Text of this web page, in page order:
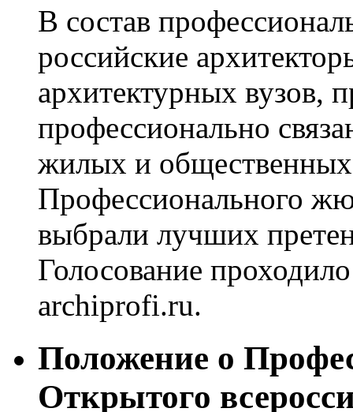
В состав
российские
архитектурных вузов,
профессионально
жилых и
Профессионального
выбрали лучших
Голосование
archiprofi.ru.
Положение о
Открытого